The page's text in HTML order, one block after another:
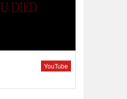
YouTube